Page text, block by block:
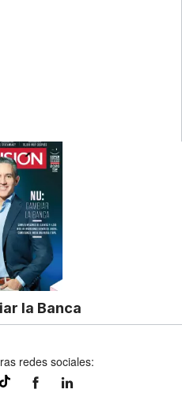
la Banca
redes sociales:
ExpansionMex